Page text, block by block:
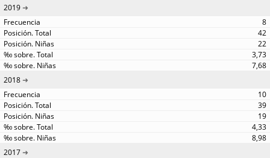
2019
8
42
22
3,73
7,68
2018
10
39
19
4,33
8,98
2017